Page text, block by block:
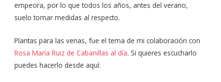
empeora, por lo que todos los años, antes del verano,
suelo tomar medidas al respecto.
Plantas para las venas, fue el tema de mi colaboración con
Rosa María Ruiz de Cabanillas al día. Si quieres escucharlo
puedes hacerlo desde aquí: